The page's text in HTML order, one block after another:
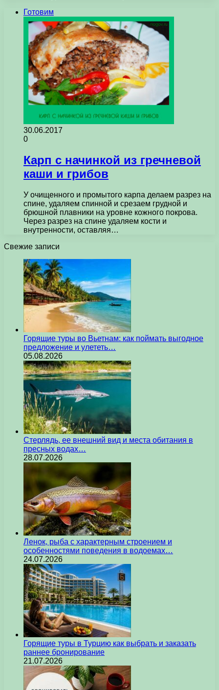
Готовим
30.06.2017
0
Карп с начинкой из гречневой
каши и грибов
У очищенного и промытого карпа делаем разрез на
спине, удаляем спинной и срезаем грудной и
брюшной плавники на уровне кожного покрова.
Через разрез на спине удаляем кости и
внутренности, оставляя…
Свежие записи
Горящие туры во Вьетнам: как поймать выгодное
предложение и улететь…
05.08.2026
Стерлядь, ее внешний вид и места обитания в
пресных водах…
28.07.2026
Ленок, рыба с характерным строением и
особенностями поведения в водоемах…
24.07.2026
Горящие туры в Турцию как выбрать и заказать
раннее бронирование
21.07.2026